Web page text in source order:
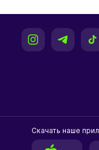
Скачать наше